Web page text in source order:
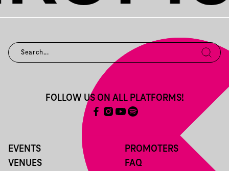
EVENTS
VENUES
PROMOTERS
FAQ
FOLLOW US ON ALL PLATFORMS!